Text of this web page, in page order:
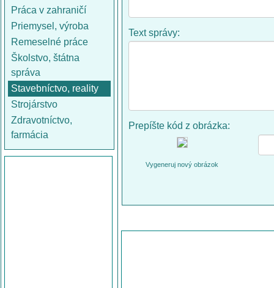
Práca v zahraničí
Priemysel, výroba
Remeselné práce
Školstvo, štátna
správa
Stavebníctvo, reality
Strojárstvo
Zdravotníctvo,
farmácia
Text správy:
Prepíšte kód z obrázka:
Vygeneruj nový obrázok